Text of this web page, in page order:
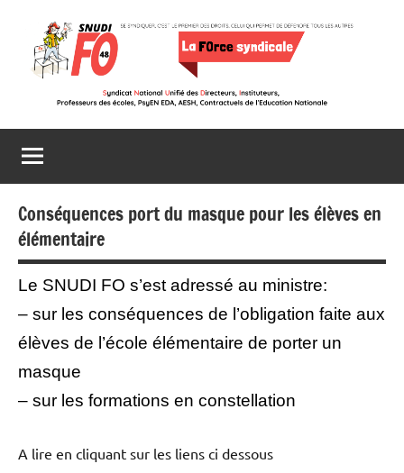
contenu
Snudi
FO
48
c’est
le
premier
des
droits,
qui
permet
de
tous
les
Conséquences port du masque pour les élèves en
élémentaire
Le SNUDI FO s’est adressé au ministre:
– sur les conséquences de l’obligation faite aux
élèves de l’école élémentaire de porter un
masque
– sur les formations en constellation
A lire en cliquant sur les liens ci dessous